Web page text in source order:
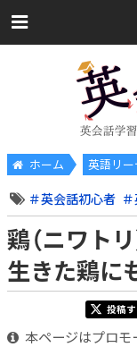
ホーム 英語リ
英会話初心者
鶏（ニワト
生きた鶏に
投稿す
本ページはプロ